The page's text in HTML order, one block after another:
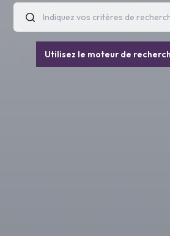
Utilisez le moteur de